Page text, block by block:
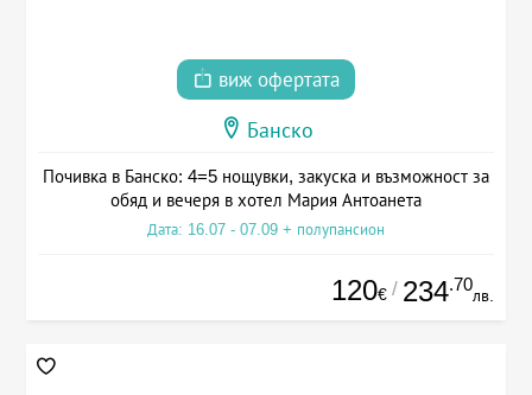
виж офертата
Банско
Почивка в Банско: 4=5 нощувки, закуска и възможност за
обяд и вечеря в хотел Мария Антоанета
Дата: 16.07 - 07.09 + полупансион
120€ / 234.70
лв.